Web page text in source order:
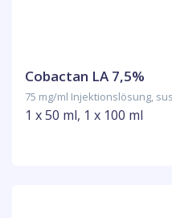
Cobactan LA 7,5%
75 mg/ml Injektionslösung,
1 x 50 ml, 1 x 100 ml